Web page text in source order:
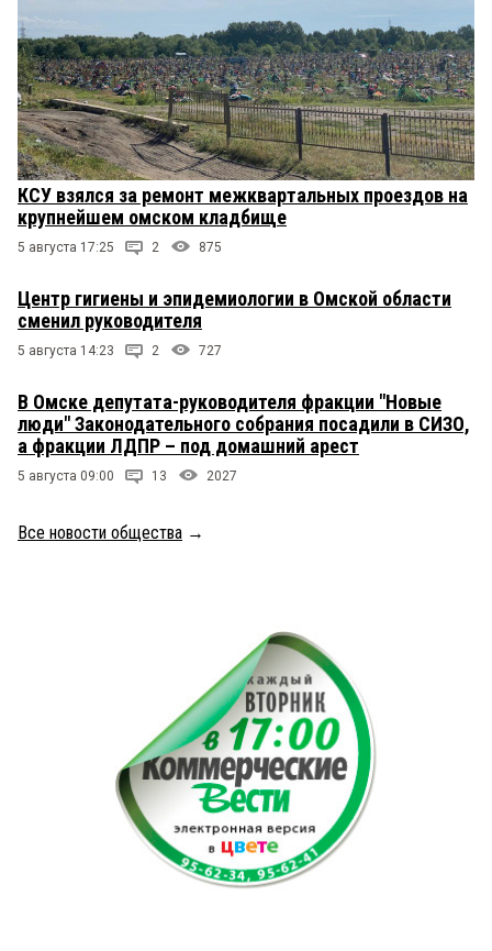
КСУ взялся за ремонт межквартальных проездов на
крупнейшем омском кладбище
5 августа 17:25 2 875
Центр гигиены и эпидемиологии в Омской области
сменил руководителя
5 августа 14:23 2 727
В Омске депутата-руководителя фракции "Новые
люди" Законодательного собрания посадили в СИЗО,
а фракции ЛДПР – под домашний арест
5 августа 09:00 13 2027
Все новости общества →